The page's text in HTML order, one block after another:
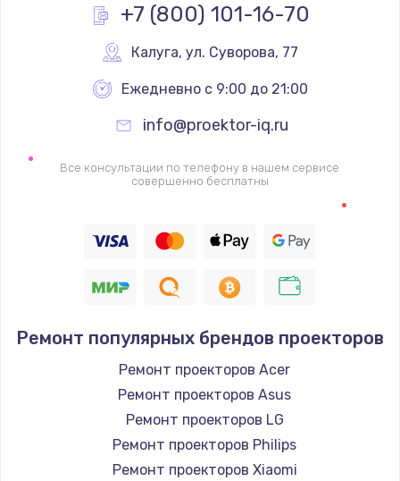
Ремонт разъема питания
1120 руб.
Заказать
Замена видеочипа
Заказать
Настройка BIOS
Заказать
Ремонт подсветки
1150 руб.
Заказать
1320 руб.
+7 (800) 101-16-70
Калуга, ул. Суворова, 77
Ежедневно с 9:00 до 21:00
info@proektor-iq.ru
Все консультации по телефону в нашем сервисе
совершенно бесплатны
Ремонт популярных брендов проекторов
Ремонт проекторов Acer
Ремонт проекторов Asus
Ремонт проекторов LG
Ремонт проекторов Philips
Ремонт проекторов Xiaomi